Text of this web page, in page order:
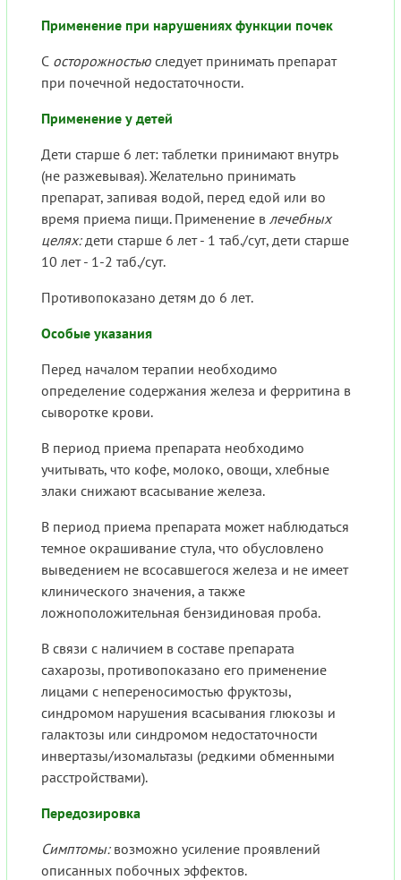
Применение при нарушениях функции почек
С осторожностью следует принимать препарат
при почечной недостаточности.
Применение у детей
Дети старше 6 лет: таблетки принимают внутрь
(не разжевывая). Желательно принимать
препарат, запивая водой, перед едой или во
время приема пищи. Применение в лечебных
целях:дети старше 6 лет - 1 таб./сут, дети старше
10 лет - 1-2 таб./сут.
Противопоказано детям до 6 лет.
Особые указания
Перед началом терапии необходимо
определение содержания железа и ферритина в
сыворотке крови.
В период приема препарата необходимо
учитывать, что кофе, молоко, овощи, хлебные
злаки снижают всасывание железа.
В период приема препарата может наблюдаться
темное окрашивание стула, что обусловлено
выведением не всосавшегося железа и не имеет
клинического значения, а также
ложноположительная бензидиновая проба.
В связи с наличием в составе препарата
сахарозы, противопоказано его применение
лицами с непереносимостью фруктозы,
синдромом нарушения всасывания глюкозы и
галактозы или синдромом недостаточности
инвертазы/изомальтазы (редкими обменными
расстройствами).
Передозировка
Симптомы: возможно усиление проявлений
описанных побочных эффектов.